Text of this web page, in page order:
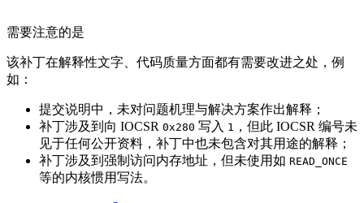
需要注意的是
该补丁在解释性文字、代码质量方面都有需要改进之处，例
如：
提交说明中，未对问题机理与解决方案作出解释；
补丁涉及到向 IOCSR 0x280 写入 1 ，但此 IOCSR 编号未
见于任何公开资料，补丁中也未包含对其用途的解释；
补丁涉及到强制访问内存地址，但未使用如 READ_ONCE
等的内核惯用写法。